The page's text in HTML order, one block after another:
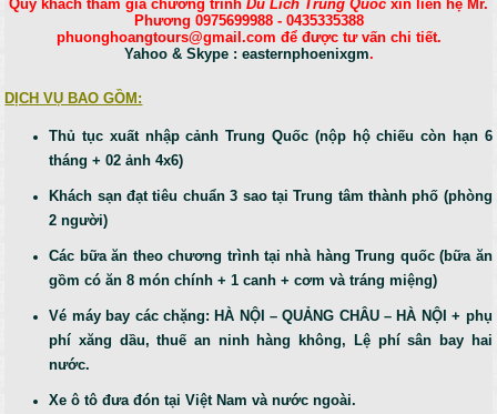
Quý khách tham gia chương trình Du Lich Trung Quoc xin liên hệ Mr.
Phương 0975699988 - 0435335388
phuonghoangtours@gmail.com để được tư vấn chi tiết.
Yahoo & Skype : easternphoenixgm.
DỊCH VỤ BAO GỒM:
Thủ tục xuất nhập cảnh Trung Quốc (nộp hộ chiếu còn hạn 6
tháng + 02 ảnh 4x6)
Khách sạn đạt tiêu chuẩn 3 sao tại Trung tâm thành phố (phòng
2 người)
Các bữa ăn theo chương trình tại nhà hàng Trung quốc (bữa ăn
gồm có ăn 8 món chính + 1 canh + cơm và tráng miệng)
Vé máy bay các chặng: HÀ NỘI – QUẢNG CHÂU – HÀ NỘI + phụ
phí xăng dầu, thuế an ninh hàng không, Lệ phí sân bay hai
nước.
Xe ô tô đưa đón tại Việt Nam và nước ngoài.